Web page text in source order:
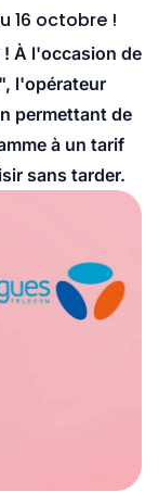
16 octobre !
À l'occasion de
l'opérateur
permettant de
à un tarif
sans tarder.